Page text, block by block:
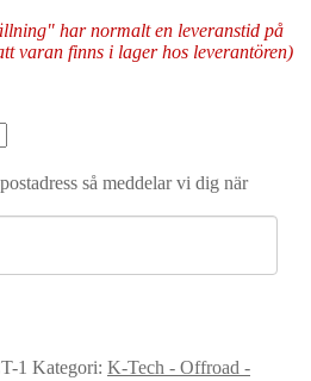
har normalt en leveranstid på
varan finns i lager hos leverantören)
så meddelar vi dig när
1 Kategori: K-Tech - Offroad -